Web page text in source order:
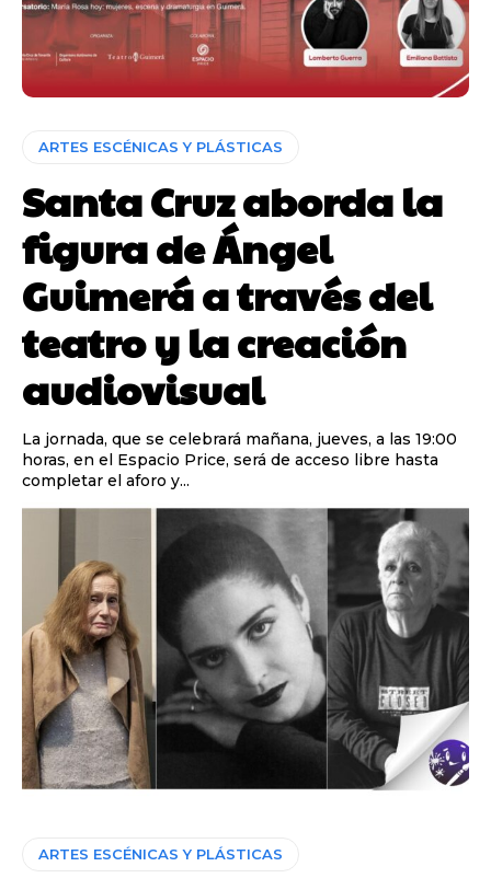
ARTES ESCÉNICAS Y PLÁSTICAS
Santa Cruz aborda la
figura de Ángel
Guimerá a través del
teatro y la creación
audiovisual
La jornada, que se celebrará mañana, jueves, a las 19:00
horas, en el Espacio Price, será de acceso libre hasta
completar el aforo y...
ARTES ESCÉNICAS Y PLÁSTICAS